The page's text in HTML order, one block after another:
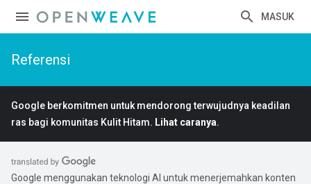
MASUK
Referensi
Google berkomitmen untuk mendorong terwujudnya keadilan
ras bagi komunitas Kulit Hitam. Lihat caranya.
Google menggunakan teknologi AI untuk menerjemahkan konten